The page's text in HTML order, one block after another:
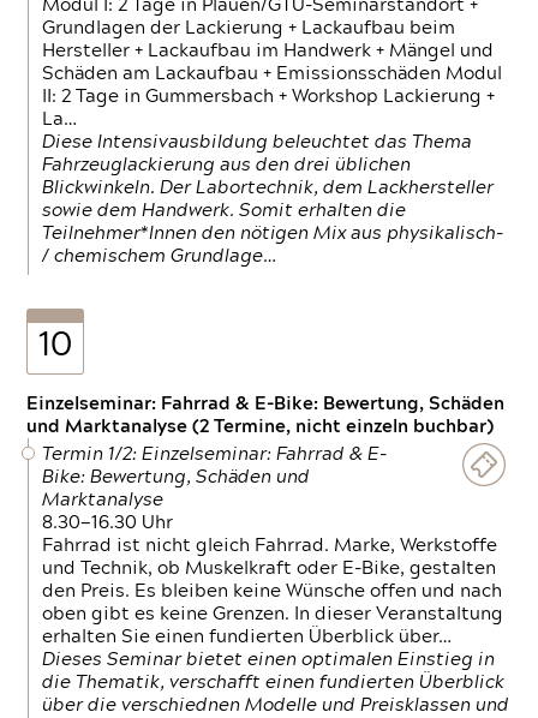
Modul I: 2 Tage in Plauen/GTÜ-Seminarstandort +
Grundlagen der Lackierung + Lackaufbau beim
Hersteller + Lackaufbau im Handwerk + Mängel und
Schäden am Lackaufbau + Emissionsschäden Modul
II: 2 Tage in Gummersbach + Workshop Lackierung +
La…
Diese Intensivausbildung beleuchtet das Thema
Fahrzeuglackierung aus den drei üblichen
Blickwinkeln. Der Labortechnik, dem Lackhersteller
sowie dem Handwerk. Somit erhalten die
Teilnehmer*Innen den nötigen Mix aus physikalisch-
/ chemischem Grundlage…
10
Einzelseminar: Fahrrad & E-Bike: Bewertung, Schäden
und Marktanalyse (2 Termine, nicht einzeln buchbar)
Termin 1/2: Einzelseminar: Fahrrad & E-
Bike: Bewertung, Schäden und
Marktanalyse
8.30—16.30 Uhr
Fahrrad ist nicht gleich Fahrrad. Marke, Werkstoffe
und Technik, ob Muskelkraft oder E-Bike, gestalten
den Preis. Es bleiben keine Wünsche offen und nach
oben gibt es keine Grenzen. In dieser Veranstaltung
erhalten Sie einen fundierten Überblick über…
Dieses Seminar bietet einen optimalen Einstieg in
die Thematik, verschafft einen fundierten Überblick
über die verschiednen Modelle und Preisklassen und